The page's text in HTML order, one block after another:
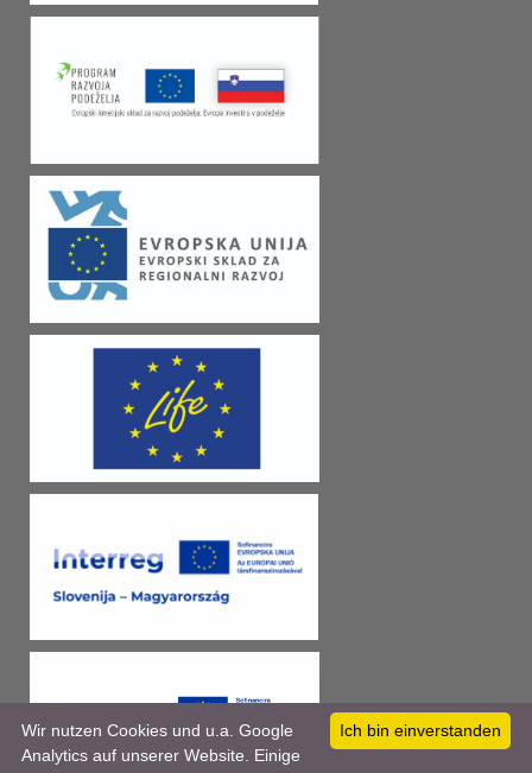
Ich bin einverstanden
Wir nutzen Cookies und u.a. Google
Analytics auf unserer Website. Einige